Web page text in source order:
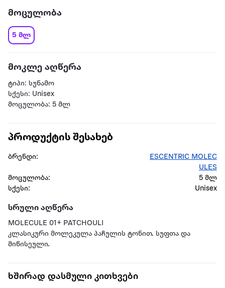
მოცულობა
5 მლ
მოკლე აღწერა
ტიპი: სუნამო
სქესი: Unisex
მოცულობა: 5 მლ
პროდუქტის შესახებ
ბრენდი:
ESCENTRIC MOLEC
ULES
მოცულობა:
5 მლ
სქესი:
Unisex
სრული აღწერა
MOLECULE 01+ PATCHOULI
კლასიკური მოლეკულა პაჩულის ტონით. სუფთა და
მიწისეული.
ხშირად დასმული კითხვები